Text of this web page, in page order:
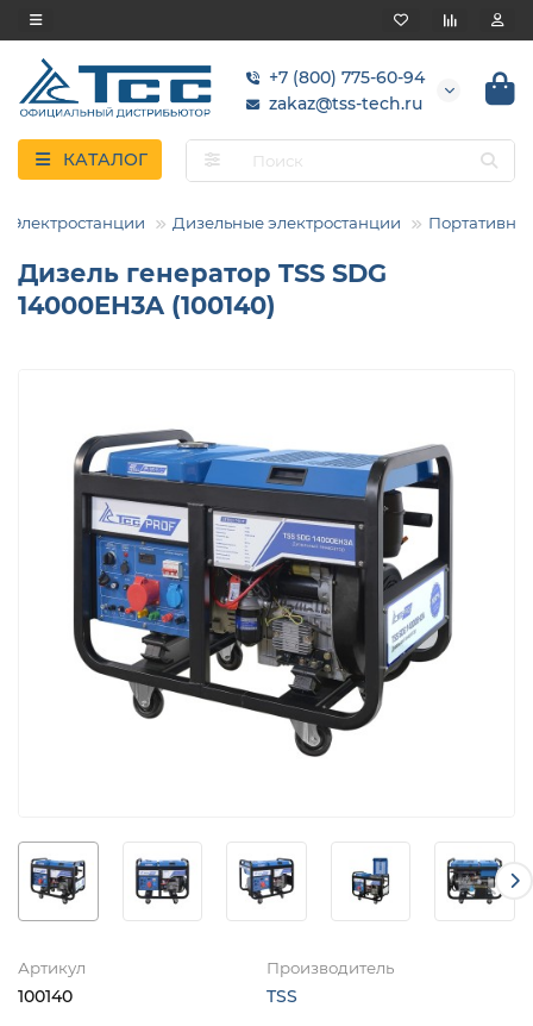
+7 (800) 775-60-94
zakaz@tss-tech.ru
КАТАЛОГ
Электростанции Дизельные электростанции
Дизель генератор TSS SDG
14000EH3A (100140)
Артикул
100140
Производитель
TSS